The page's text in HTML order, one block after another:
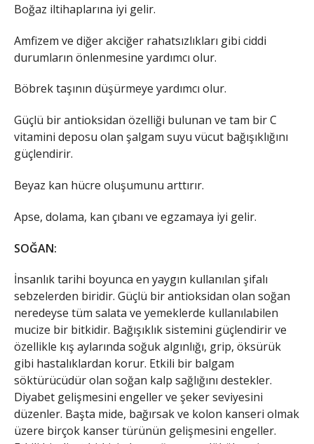
Boğaz iltihaplarına iyi gelir.
Amfizem ve diğer akciğer rahatsızlıkları gibi ciddi
durumların önlenmesine yardımcı olur.
Böbrek taşının düşürmeye yardımcı olur.
Güçlü bir antioksidan özelliği bulunan ve tam bir C
vitamini deposu olan şalgam suyu vücut bağışıklığını
güçlendirir.
Beyaz kan hücre oluşumunu arttırır.
Apse, dolama, kan çıbanı ve egzamaya iyi gelir.
SOĞAN:
İnsanlık tarihi boyunca en yaygın kullanılan şifalı
sebzelerden biridir. Güçlü bir antioksidan olan soğan
neredeyse tüm salata ve yemeklerde kullanılabilen
mucize bir bitkidir. Bağışıklık sistemini güçlendirir ve
özellikle kış aylarında soğuk algınlığı, grip, öksürük
gibi hastalıklardan korur. Etkili bir balgam
söktürücüdür olan soğan kalp sağlığını destekler.
Diyabet gelişmesini engeller ve şeker seviyesini
düzenler. Başta mide, bağırsak ve kolon kanseri olmak
üzere birçok kanser türünün gelişmesini engeller.